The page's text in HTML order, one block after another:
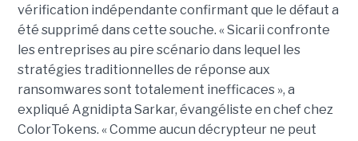
vérification indépendante confirmant que le défaut a
été supprimé dans cette souche. « Sicarii confronte
les entreprises au pire scénario dans lequel les
stratégies traditionnelles de réponse aux
ransomwares sont totalement inefficaces », a
expliqué Agnidipta Sarkar, évangéliste en chef chez
ColorTokens. « Comme aucun décrypteur ne peut